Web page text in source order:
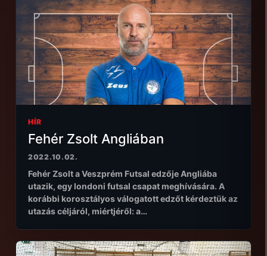
HÍR
Fehér Zsolt Angliában
2022.10.02.
Fehér Zsolt a Veszprém Futsal edzője Angliába
utazik, egy londoni futsal csapat meghívására. A
korábbi korosztályos válogatott edzőt kérdeztük az
utazás céljáról, miértjéről: a…